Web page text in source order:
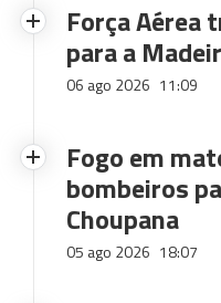
Força Aérea
para a
06 ago 2026 11:09
Fogo em
bombeiros
Choupana
05 ago 2026 18:07